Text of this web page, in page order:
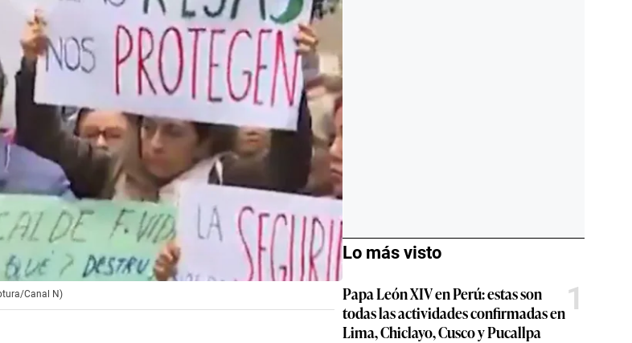
Canal N)
Lo más visto
Papa León XIV en Perú: estas son
todas las actividades confirmadas en
Lima, Chiclayo, Cusco y Pucallpa
1